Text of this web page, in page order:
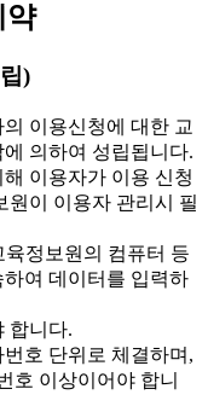
약
)
이용신청에 대한 교
의하여 성립됩니다.
이용자가 이용 신청
원이 이용자 관리시 필
정보원의 컴퓨터 등
여 데이터를 입력하
합니다.
호 단위로 체결하며,
호 이상이어야 합니